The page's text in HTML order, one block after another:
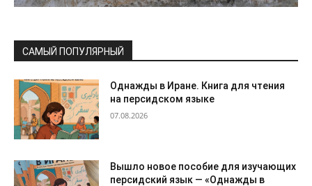
САМЫЙ ПОПУЛЯРНЫЙ
Однажды в Иране. Книга для чтения
на персидском языке
07.08.2026
Вышло новое пособие для изучающих
персидский язык — «Однажды в